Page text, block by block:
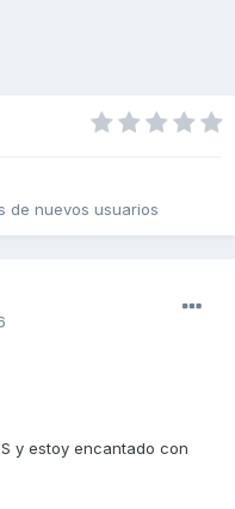
de nuevos usuarios
y estoy encantado con